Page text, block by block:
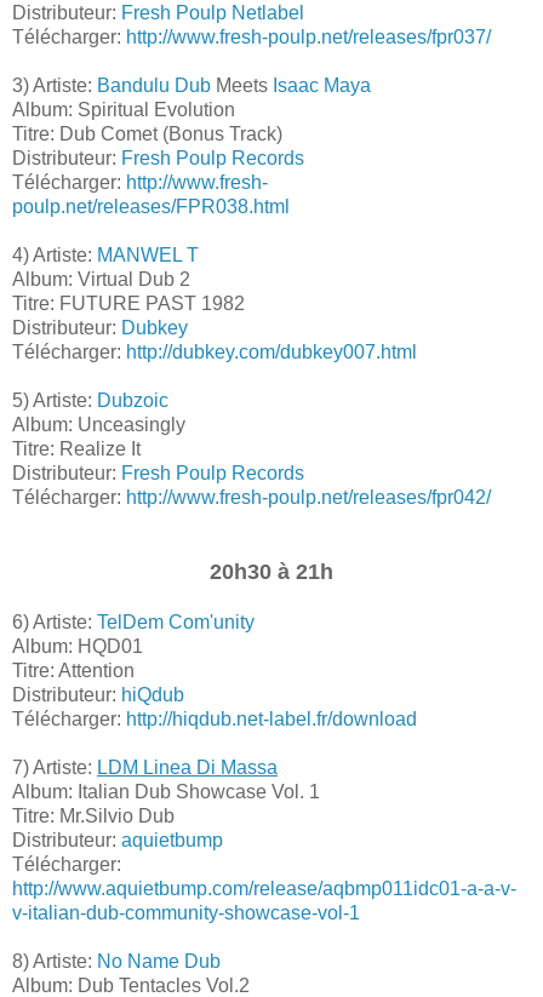
Distributeur: Fresh Poulp Netlabel
Télécharger: http://www.fresh-poulp.net/releases/fpr037/
3) Artiste: Bandulu Dub Meets Isaac Maya
Album: Spiritual Evolution
Titre: Dub Comet (Bonus Track)
Distributeur: Fresh Poulp Records
Télécharger: http://www.fresh-
poulp.net/releases/FPR038.html
4) Artiste: MANWEL T
Album: Virtual Dub 2
Titre: FUTURE PAST 1982
Distributeur: Dubkey
Télécharger: http://dubkey.com/dubkey007.html
5) Artiste: Dubzoic
Album: Unceasingly
Titre: Realize It
Distributeur: Fresh Poulp Records
Télécharger: http://www.fresh-poulp.net/releases/fpr042/
20h30 à 21h
6) Artiste: TelDem Com'unity
Album: HQD01
Titre: Attention
Distributeur: hiQdub
Télécharger: http://hiqdub.net-label.fr/download
7) Artiste: LDM Linea Di Massa
Album: Italian Dub Showcase Vol. 1
Titre: Mr.Silvio Dub
Distributeur: aquietbump
Télécharger:
http://www.aquietbump.com/release/aqbmp011idc01-a-a-v-
v-italian-dub-community-showcase-vol-1
8) Artiste: No Name Dub
Album: Dub Tentacles Vol.2